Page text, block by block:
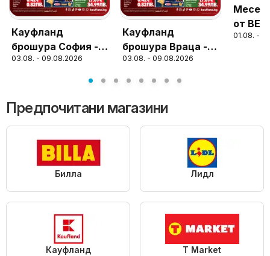
Кауфланд
брошура София -
Топ оферти
03.08. - 09.08.2026
Кауфланд
брошура Враца -
Топ оферти
03.08. - 09.08.2026
от
01.08. -
Предпочитани магазини
Билла Лидл
Кауфланд T Market